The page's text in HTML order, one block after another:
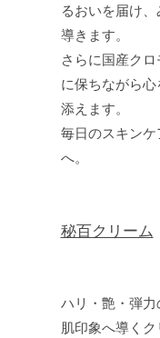
るおいを届け
導きます。
さらに国産ク
に保ちながら
添えます。
毎日のスキン
へ。
秘百クリーム
ハリ・艶・弾
肌印象へ導くク